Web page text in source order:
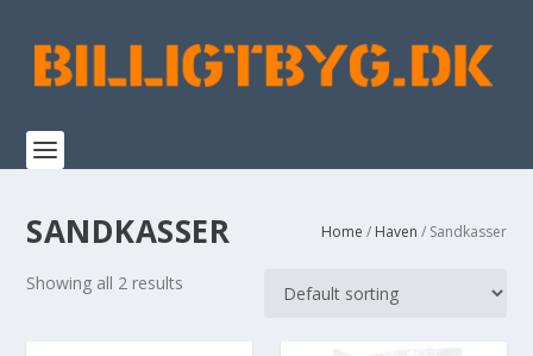
SANDKASSER Home / Haven / Sandkasser
Showing all 2 results